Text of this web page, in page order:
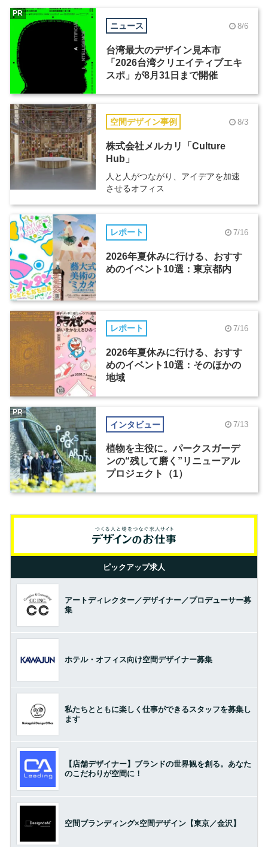
ニュース 8/6
台湾最大のデザイン見本市
「2026台湾クリエイティブエキ
スポ」が8月31日まで開催
PR
空間デザイン事例 8/3
株式会社メルカリ「Culture
Hub」
人と人がつながり、アイデアを加速
させるオフィス
レポート 7/16
2026年夏休みに行ける、おすす
めのイベント10選：東京都内
レポート 7/16
2026年夏休みに行ける、おすす
めのイベント10選：そのほかの
地域
インタビュー 7/13
植物を主役に。パークスガーデ
ンの“残して磨く”リニューアル
プロジェクト（1）
PR
ピックアップ求人
アートディレクター／デザイナー／プロデューサー募
集
ホテル・オフィス向け空間デザイナー募集
私たちとともに楽しく仕事ができるスタッフを募集し
ます
【店舗デザイナー】ブランドの世界観を創る。あなた
のこだわりが空間に！
空間ブランディング×空間デザイン【東京／金沢】